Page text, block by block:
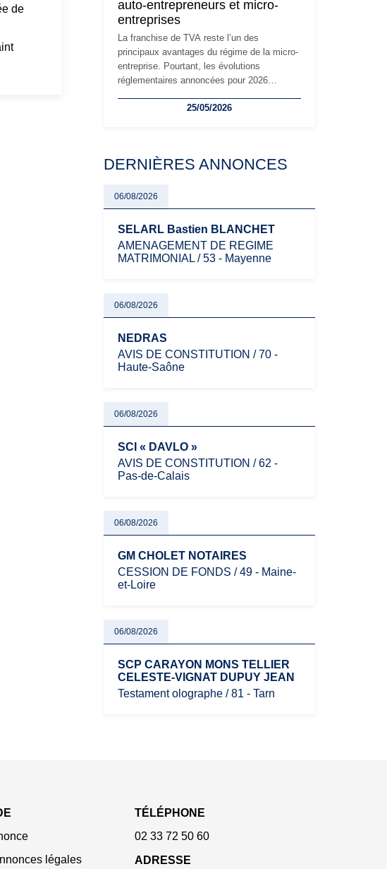
de
à prendre pour éviter les mauvaises
surprises.
auto-entrepreneurs et micro-
entreprises
La franchise de TVA reste l’un des
principaux avantages du régime de la micro-
entreprise. Pourtant, les évolutions
réglementaires annoncées pour 2026
les auto-entrepreneurs, artisans et
évoluent dans un contexte de contrôle
oblige les indépendants à rester
particulièrement vigilants.
25/05/2026
DERNIÈRES ANNONCES
06/08/2026
SELARL Bastien BLANCHET
AMENAGEMENT DE REGIME
MATRIMONIAL / 53 - Mayenne
06/08/2026
NEDRAS
AVIS DE CONSTITUTION / 70 -
Haute-Saône
06/08/2026
SCI « DAVLO »
AVIS DE CONSTITUTION / 62 -
Pas-de-Calais
06/08/2026
GM CHOLET NOTAIRES
CESSION DE FONDS / 49 - Maine-
et-Loire
06/08/2026
SCP CARAYON MONS TELLIER
CELESTE-VIGNAT DUPUY JEAN
Testament olographe / 81 - Tarn
légales
TÉLÉPHONE
02 33 72 50 60
ADRESSE